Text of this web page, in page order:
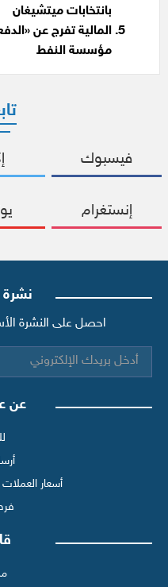
بانتخابات ميتشيغان
المالية تفرج عن
مؤسسة النفط
فيسبوك
إنستغرام
نشرة
احصل على النشرة
عن
أسعار العملات